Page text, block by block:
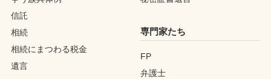
信託
相続
相続にまつわる税金
遺言
専門家たち
FP
弁護士